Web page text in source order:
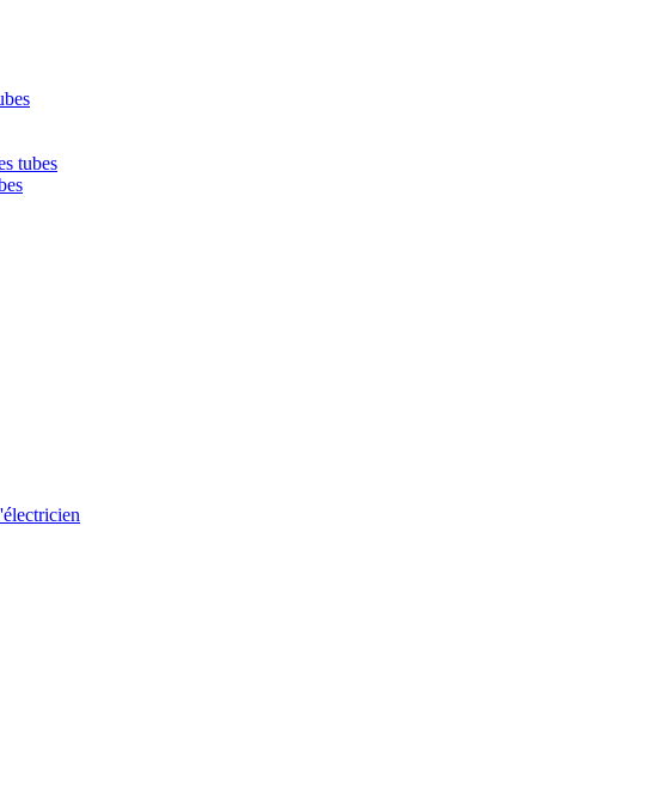
tubes